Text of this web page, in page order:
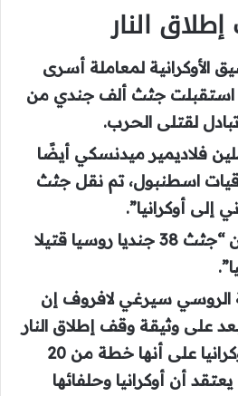
النار
الأوكرانية لمعاملة أسرى
استقبلت جثث ألف جندي من
لقتلى الحرب.
فلاديمير ميدنسكي أيضًا
اسطنبول، تم نقل جثث
وقال ميدنسكي إن “جثث 38 جنديا روسيا قتيلا
الروسي سيرغي لافروف إن
على وثيقة وقف إطلاق النار
التي تشير إليها أوكرانيا على أنها خطة من 20
أن أوكرانيا وحلفائها